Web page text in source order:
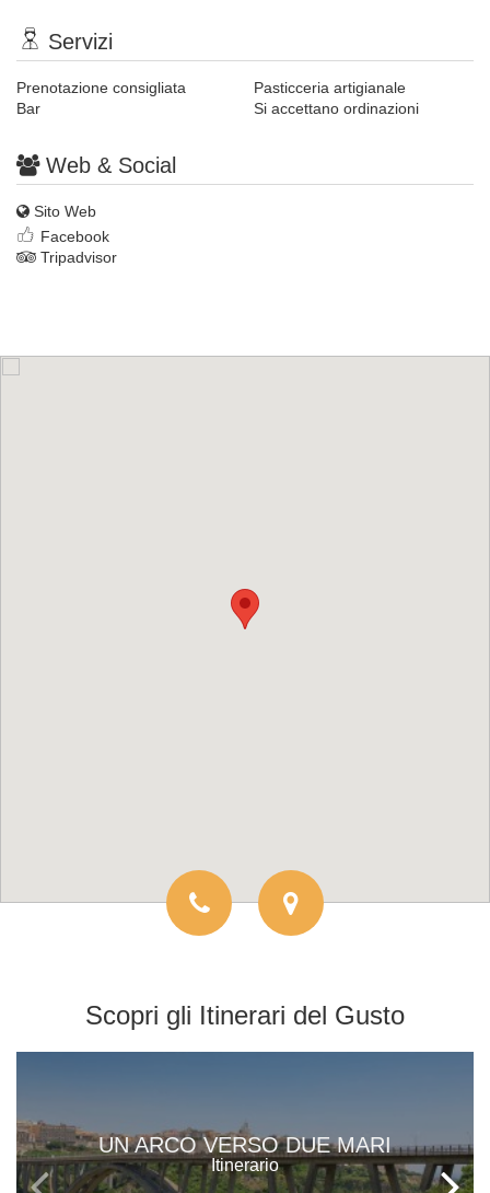
Servizi
Prenotazione consigliata
Bar
Pasticceria artigianale
Si accettano ordinazioni
Web & Social
Sito Web
Facebook
Tripadvisor
Scopri gli Itinerari del Gusto
UN ARCO VERSO DUE MARI
Itinerario